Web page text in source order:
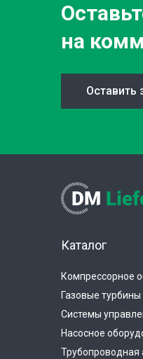
на
Оставить
Каталог
Компрессорное
Газовые турбины
Системы
Насосное
Трубопроводная